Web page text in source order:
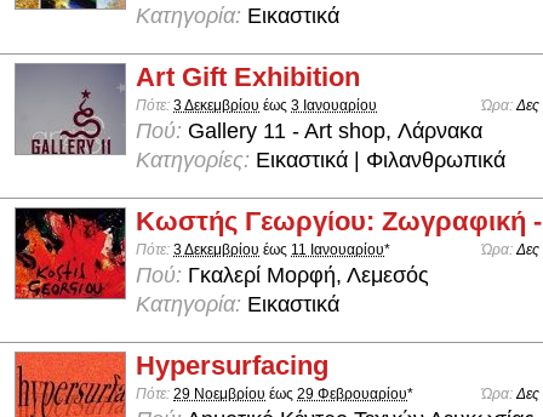
Κατηγορία: Εικαστικά
Art Gift Exhibition
Πότε: 3 Δεκεμβρίου έως 3 Ιανουαρίου Ώρα: Δες
Πού: Gallery 11 - Art shop, Λάρνακα
Κατηγορίες: Εικαστικά | Φιλανθρωπικά
Κωστής Γεωργίου: Ζωγραφική -
Πότε: 3 Δεκεμβρίου έως 11 Ιανουαρίου* Ώρα: Δες
Πού: Γκαλερί Μορφή, Λεμεσός
Κατηγορία: Εικαστικά
Hypersurfacing
Πότε: 29 Νοεμβρίου έως 29 Φεβρουαρίου* Ώρα:Δες